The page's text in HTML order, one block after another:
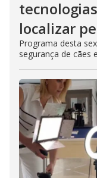
localizar
Programa desta
segurança de cães